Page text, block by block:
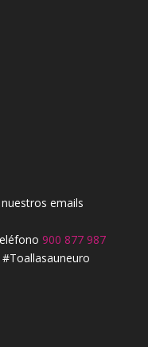
emails
900 877 987